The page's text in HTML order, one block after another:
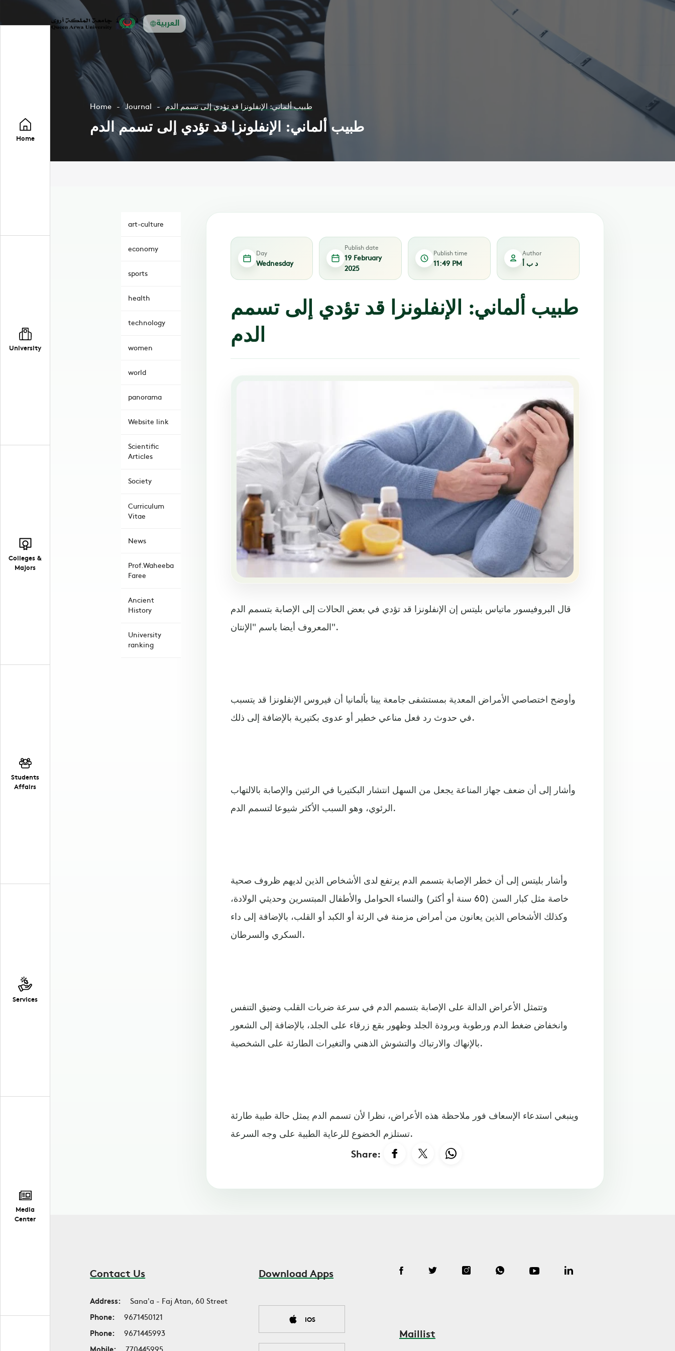
العربية
Home
University
Colleges &
Majors
Students
Affairs
Services
Media
Center
Home Journal طبيب ألماني: الإنفلونزا قد تؤدي إلى تسمم الدم
طبيب ألماني: الإنفلونزا قد تؤدي إلى تسمم الدم
art-culture
economy
sports
health
technology
women
world
panorama
Website link
Scientific
Articles
Society
Curriculum
Vitae
News
Prof.Waheeba
Faree
Ancient
History
University
ranking
Day
Wednesday
Publish date
19 February
2025
Publish time
11:49 PM
Author
د ب أ
طبيب ألماني: الإنفلونزا قد تؤدي إلى تسمم
الدم
قال البروفيسور ماتياس بليتس إن الإنفلونزا قد تؤدي في بعض الحالات إلى الإصابة بتسمم الدم
المعروف أيضا باسم "الإنتان".
وأوضح اختصاصي الأمراض المعدية بمستشفى جامعة يينا بألمانيا أن فيروس الإنفلونزا قد يتسبب
في حدوث رد فعل مناعي خطير أو عدوى بكتيرية بالإضافة إلى ذلك.
وأشار إلى أن ضعف جهاز المناعة يجعل من السهل انتشار البكتيريا في الرئتين والإصابة بالالتهاب
الرئوي، وهو السبب الأكثر شيوعا لتسمم الدم.
وأشار بليتس إلى أن خطر الإصابة بتسمم الدم يرتفع لدى الأشخاص الذين لديهم ظروف صحية
خاصة مثل كبار السن (60 سنة أو أكثر) والنساء الحوامل والأطفال المبتسرين وحديثي الولادة،
وكذلك الأشخاص الذين يعانون من أمراض مزمنة في الرئة أو الكبد أو القلب، بالإضافة إلى داء
السكري والسرطان.
وتتمثل الأعراض الدالة على الإصابة بتسمم الدم في سرعة ضربات القلب وضيق التنفس
وانخفاض ضغط الدم ورطوبة وبرودة الجلد وظهور بقع زرقاء على الجلد، بالإضافة إلى الشعور
بالإنهاك والارتباك والتشوش الذهني والتغيرات الطارئة على الشخصية.
وينبغي استدعاء الإسعاف فور ملاحظة هذه الأعراض، نظرا لأن تسمم الدم يمثل حالة طبية طارئة
تستلزم الخضوع للرعاية الطبية على وجه السرعة.
Share:
Contact Us
Address:
Sana'a - Faj Atan, 60 Street
Phone:
9671450121
Phone:
9671445993
Download Apps
IOS
Maillist